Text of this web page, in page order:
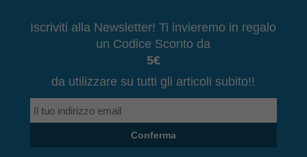
CHIUDI RICERCA
Iscriviti alla Newsletter! Ti invieremo in regalo
un Codice Sconto da
5€
da utilizzare su tutti gli articoli subito!!
Conferma